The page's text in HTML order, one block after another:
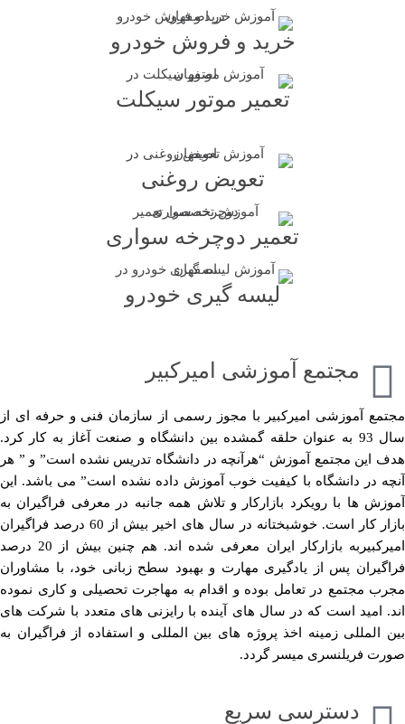
خرید و فروش خودرو
تعمیر موتور سیکلت
تعویض روغنی
تعمیر دوچرخه سواری
لیسه گیری خودرو
مجتمع آموزشی امیرکبیر
مجتمع آموزشی امیرکبیر با مجوز رسمی از سازمان فنی و حرفه ای از
سال 93 به عنوان حلقه گمشده بین دانشگاه و صنعت آغاز به کار کرد.
هدف این مجتمع آموزش “هرآنچه در دانشگاه تدریس نشده است” و ” هر
آنچه در دانشگاه با کیفیت خوب آموزش داده نشده است” می باشد. این
آموزش ها با رویکرد بازارکار و تلاش همه جانبه در معرفی فراگیران به
بازار کار است. خوشبختانه در سال های اخیر بیش از 60 درصد فراگیران
امیرکبیربه بازارکار ایران معرفی شده اند. هم چنین بیش از 20 درصد
فراگیران پس از یادگیری مهارت و بهبود سطح زبانی خود، با مشاوران
مجرب مجتمع در تعامل بوده و اقدام به مهاجرت تحصیلی و کاری نموده
اند. امید است که در سال های آینده با رایزنی های متعدد با شرکت های
بین المللی زمینه اخذ پروژه های بین المللی و استفاده از فراگیران به
صورت فریلنسری میسر گردد.
دسترسی سریع